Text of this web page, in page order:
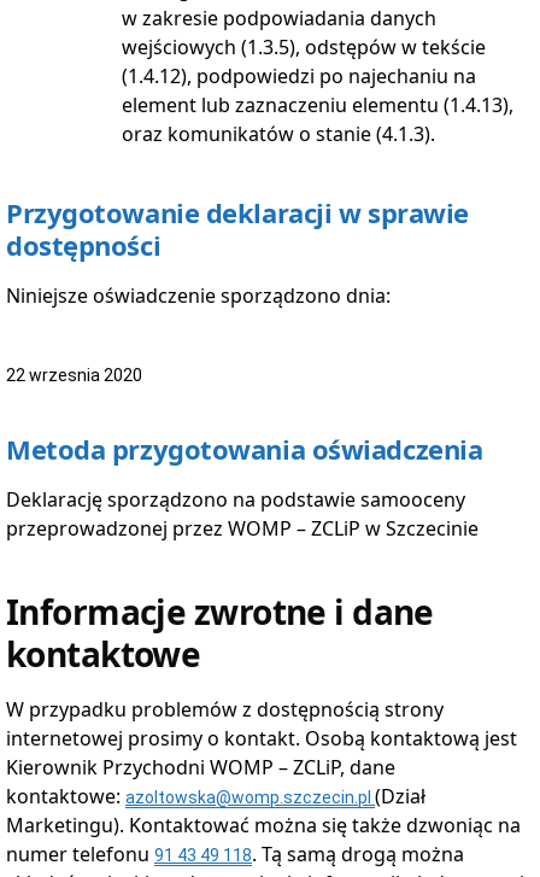
w zakresie podpowiadania danych
wejściowych (1.3.5), odstępów w tekście
(1.4.12), podpowiedzi po najechaniu na
element lub zaznaczeniu elementu (1.4.13),
oraz komunikatów o stanie (4.1.3).
Przygotowanie deklaracji w sprawie
dostępności
Niniejsze oświadczenie sporządzono dnia:
22 wrzesnia 2020
Metoda przygotowania oświadczenia
Deklarację sporządzono na podstawie samooceny
przeprowadzonej przez WOMP – ZCLiP w Szczecinie
Informacje zwrotne i dane
kontaktowe
W przypadku problemów z dostępnością strony
internetowej prosimy o kontakt. Osobą kontaktową jest
Kierownik Przychodni WOMP – ZCLiP, dane
kontaktowe: azoltowska@womp.szczecin.pl (Dział
Marketingu). Kontaktować można się także dzwoniąc na
numer telefonu 91 43 49 118. Tą samą drogą można